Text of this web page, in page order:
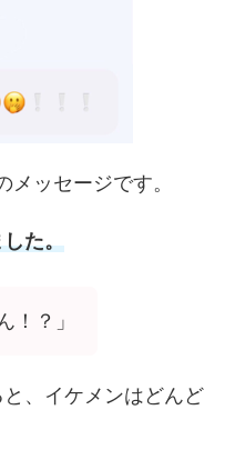
メッセージです。
た。
！？」
、イケメンはどんど